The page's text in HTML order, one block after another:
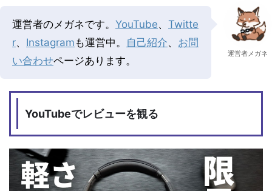
運営者のメガネです。 YouTube、 Twitte
r、 Instagram も運営中。 自己紹介、 お問
い合わせページあります。
運営者メガネ
YouTubeでレビューを観る